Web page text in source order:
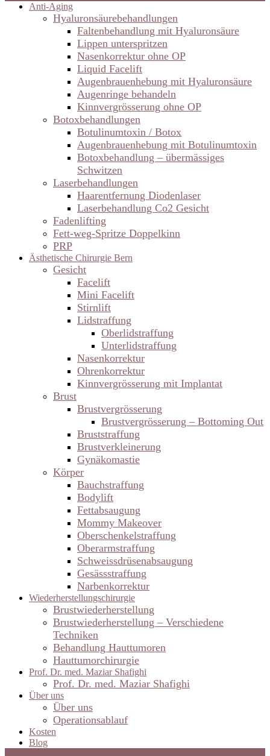
Anti-Aging
Hyaluronsäurebehandlungen
Faltenbehandlung mit Hyaluronsäure
Lippen unterspritzen
Nasenkorrektur ohne OP
Liquid Facelift
Augenbrauenhebung mit Hyaluronsäure
Augenringe behandeln
Kinnvergrösserung ohne OP
Botoxbehandlungen
Botulinumtoxin / Botox
Augenbrauenhebung mit Botulinumtoxin
Botoxbehandlung – übermässiges
Schwitzen
Laserbehandlungen
Haarentfernung Diodenlaser
Laserbehandlung Co2 Gesicht
Fadenlifting
Fett-weg-Spritze Doppelkinn
PRP
Ästhetische Chirurgie Bern
Gesicht
Facelift
Mini Facelift
Stirnlift
Lidstraffung
Oberlidstraffung
Unterlidstraffung
Nasenkorrektur
Ohrenkorrektur
Kinnvergrösserung mit Implantat
Brust
Brustvergrösserung
Brustvergrösserung – Bottoming Out
Bruststraffung
Brustverkleinerung
Gynäkomastie
Körper
Bauchstraffung
Bodylift
Fettabsaugung
Mommy Makeover
Oberschenkelstraffung
Oberarmstraffung
Schweissdrüsenabsaugung
Gesässstraffung
Narbenkorrektur
Wiederherstellungschirurgie
Brustwiederherstellung
Brustwiederherstellung – Verschiedene
Techniken
Behandlung Hauttumoren
Hauttumorchirurgie
Prof. Dr. med. Maziar Shafighi
Prof. Dr. med. Maziar Shafighi
Über uns
Über uns
Operationsablauf
Kosten
Blog